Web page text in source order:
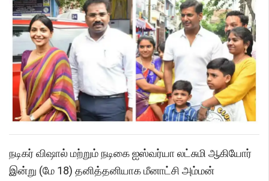
நடிகர் விஷால் மற்றும் நடிகை ஐஸ்வர்யா லட்சுமி ஆகியோர்
இன்று (மே 18) தனித்தனியாக மீனாட்சி அம்மன்